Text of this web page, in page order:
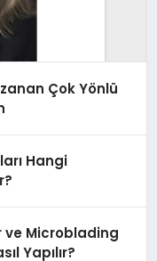
Çok Yönlü
Hangi
ve Microblading
Yapılır?